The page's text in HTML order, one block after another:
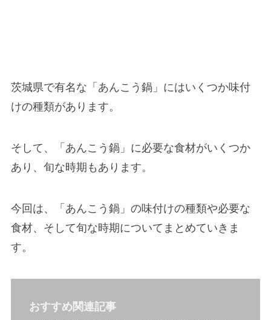
茨城県で有名な「あんこう鍋」にはいくつか味付
けの種類があります。
そして、「あんこう鍋」に必要な食材がいくつか
あり、旬な時期もあります。
今回は、「あんこう鍋」の味付けの種類や必要な
食材、そして旬な時期についてまとめていきま
す。
おすすめ関連記事